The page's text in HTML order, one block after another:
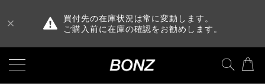
買付先の在庫状況は常に変動します。
ご購入前に在庫の確認をお勧めします。